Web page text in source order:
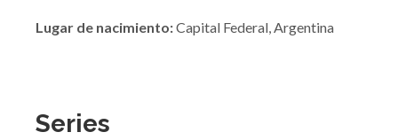
Lugar de nacimiento:Capital Federal, Argentina
Series